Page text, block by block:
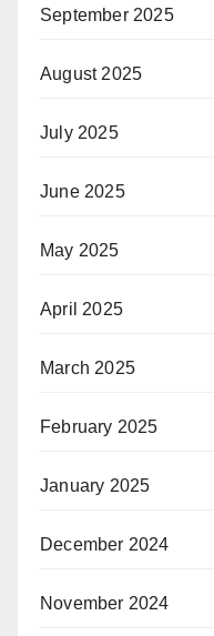
September 2025
August 2025
July 2025
June 2025
May 2025
April 2025
March 2025
February 2025
January 2025
December 2024
November 2024